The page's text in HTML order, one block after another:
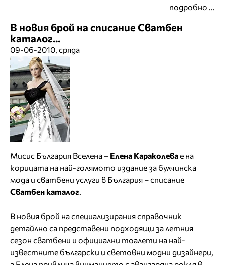
подробно ...
В новия брой на списание Сватбен
каталог...
09-06-2010, сряда
Мисис България Вселена – Елена Караколевае на
корицата на най-голямото издание за булчинска
мода и сватбени услуги в България – списание
Сватбен каталог
В новия брой на специализирания справочник
детайлно са представени подходящи за летния
сезон сватбени и официални тоалети на най-
известните български и световни модни дизайнери,